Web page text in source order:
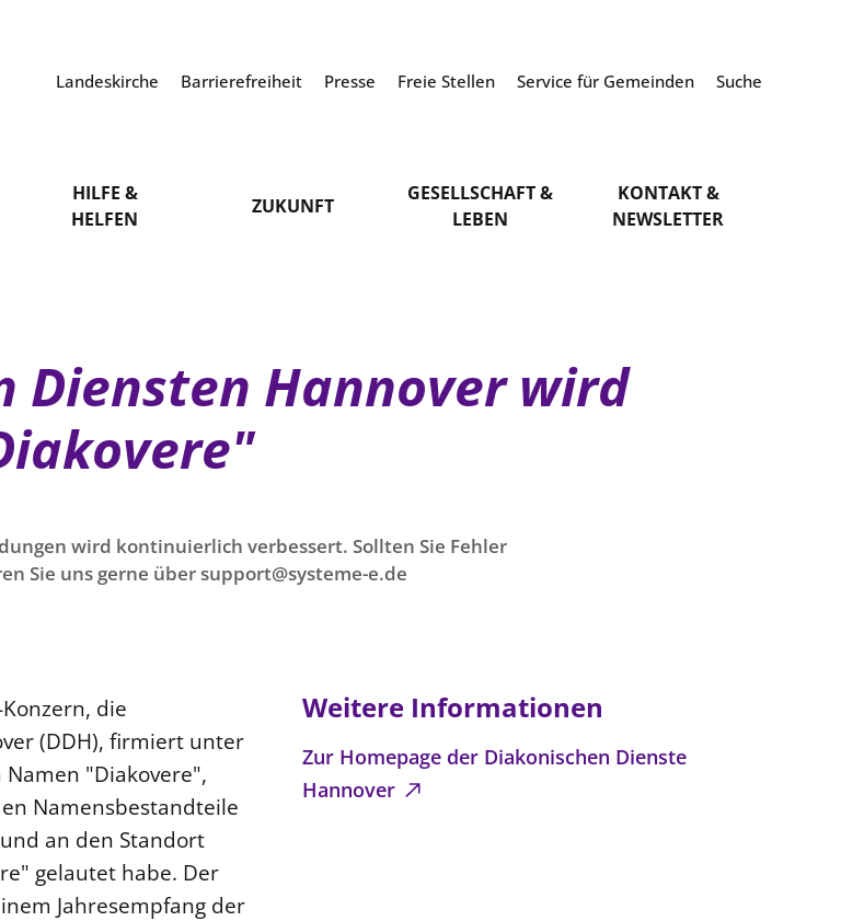
Landeskirche Barrierefreiheit Presse Freie Stellen Service für Gemeinden Suche
HILFE &
HELFEN
ZUKUNFT
GESELLSCHAFT &
LEBEN
KONTAKT &
NEWSLETTER
Diensten Hannover wird
wird kontinuierlich verbessert. Sollten Sie Fehler
Sie uns gerne über support@systeme-e.de
die
(DDH), firmiert unter
"Diakovere",
Namensbestandteile
an den Standort
gelautet habe. Der
Jahresempfang der
Weitere Informationen
Zur Homepage der Diakonischen Dienste
Hannover